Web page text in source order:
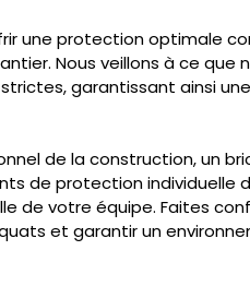
une protection optimale
Nous veillons à ce que
garantissant ainsi
de la construction, un
de protection individuelle
de votre équipe. Faites
et garantir un